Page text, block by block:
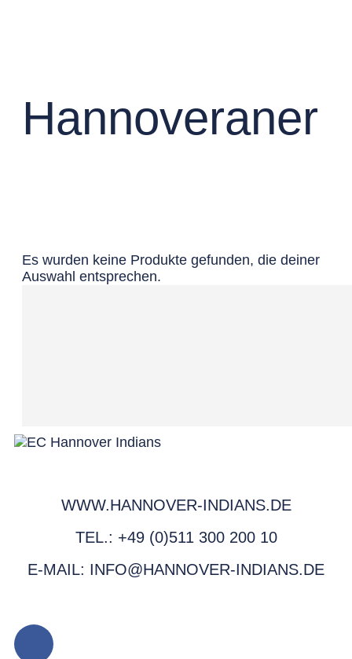
Hannoveraner
Es wurden keine Produkte gefunden, die deiner
Auswahl entsprechen.
WWW.HANNOVER-INDIANS.DE
TEL.: +49 (0)511 300 200 10
E-MAIL: INFO@HANNOVER-INDIANS.DE